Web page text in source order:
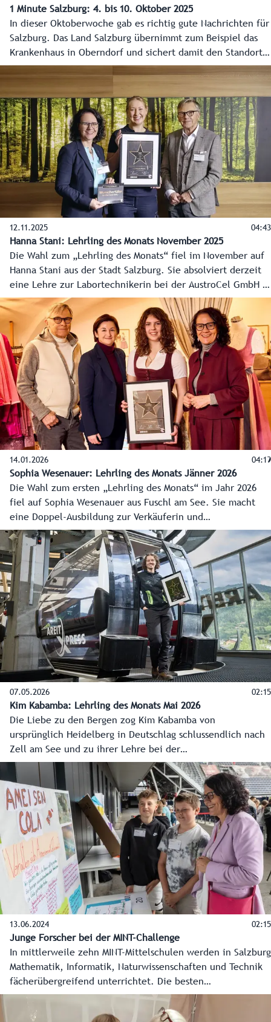
1 Minute Salzburg: 4. bis 10. Oktober 2025
In dieser Oktoberwoche gab es richtig gute Nachrichten für
Salzburg. Das Land Salzburg übernimmt zum Beispiel das
Krankenhaus in Oberndorf und sichert damit den Standort.
Die Firma Kaindl in Wals-Siezenheim investiert rund 200
Infrastruktur und das Integrationsleitbild des Landes
Salzburg nimmt Formen an. Alle geballt in 1 Minute
Salzburg und auf www.salzburg.gv.at
12.11.2025 04:43
Hanna Stani: Lehrling des Monats November 2025
Die Wahl zum „Lehrling des Monats“ fiel im November auf
Hanna Stani aus der Stadt Salzburg. Sie absolviert derzeit
eine Lehre zur Labortechnikerin bei der AustroCel GmbH in
Hallein.
14.01.2026 04:19
Sophia Wesenauer: Lehrling des Monats Jänner 2026
Die Wahl zum ersten „Lehrling des Monats“ im Jahr 2026
fiel auf Sophia Wesenauer aus Fuschl am See. Sie macht
eine Doppel-Ausbildung zur Verkäuferin und
Bekleidungsgestalterin beim Salzburger Heimatwerk.
07.05.2026 02:15
Kim Kabamba: Lehrling des Monats Mai 2026
Die Liebe zu den Bergen zog Kim Kabamba von
ursprünglich Heidelberg in Deutschlag schlussendlich nach
Zell am See und zu ihrer Lehre bei der
Schmittenhöhebahn. Sie zeigt in der Lehrausbildung,
nebenbei beim Studium der Elektro- und
Informationstechnik sowie bei der Bergrettung enormes
Engagement.
13.06.2024 02:15
Junge Forscher bei der MINT-Challenge
In mittlerweile zehn MINT-Mittelschulen werden in Salzburg
Mathematik, Informatik, Naturwissenschaften und Technik
fächerübergreifend unterrichtet. Die besten
Forschungsprojekte der elf- bis 13-jährigen Schülerinnen
und Schüler wurden bei der ersten Salzburger MINT-